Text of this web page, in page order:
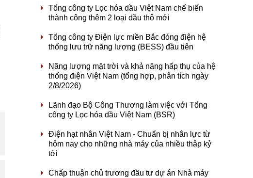
Tổng công ty Lọc hóa dầu Việt Nam chế biến
thành công thêm 2 loại dầu thô mới
Tổng công ty Điện lực miền Bắc đóng điện hệ
thống lưu trữ năng lượng (BESS) đầu tiên
Năng lượng mặt trời và khả năng hấp thụ của hệ
thống điện Việt Nam (tổng hợp, phân tích ngày
2/8/2026)
Lãnh đạo Bộ Công Thương làm việc với Tổng
công ty Lọc hóa dầu Việt Nam (BSR)
Điện hạt nhân Việt Nam - Chuẩn bị nhân lực từ
hôm nay cho những nhà máy của nhiều thập kỷ
tới
Chấp thuận chủ trương đầu tư dự án Nhà máy